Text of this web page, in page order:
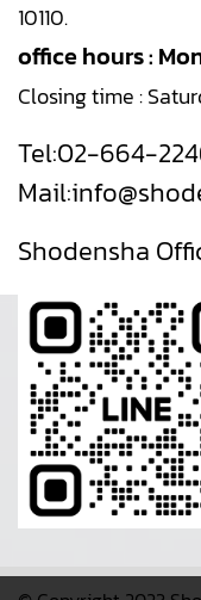
10110.
office hours :
Closing time :
Tel:02-664-
Mail:
Shodensha